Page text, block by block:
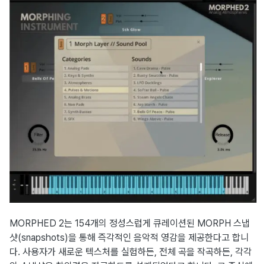
MORPHED 2는 154개의 정성스럽게 큐레이션된 MORPH 스냅
샷(snapshots)을 통해 즉각적인 음악적 영감을 제공한다고 합니
다. 사용자가 새로운 텍스처를 실험하든, 전체 곡을 작곡하든, 각각